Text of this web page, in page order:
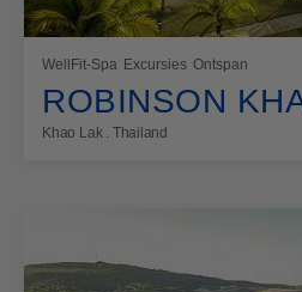
WellFit-Spa Excursies Ontspan
ROBINSON
Khao Lak . Thailand